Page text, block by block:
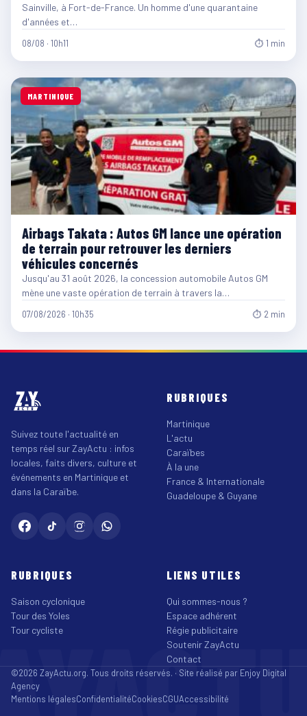
Sainville, à Fort-de-France. Un homme d'une quarantaine
d'années et…
08/08 · 10h11 ⏱ 1 min
MARTINIQUE
Airbags Takata : Autos GM lance une opération
de terrain pour retrouver les derniers
véhicules concernés
Jusqu'au 31 août 2026, la concession automobile Autos GM
mène une vaste opération de terrain à travers la…
07/08/2026 · 10h35 ⏱ 2 min
Suivez toute l'actualité en
temps réel sur ZayActu : infos
locales, faits divers, culture et
événements en Martinique et
dans la Caraïbe.
RUBRIQUES
Martinique
L'actu
Caraïbes
À la une
France & Internationale
Guadeloupe & Guyane
RUBRIQUES
Saison cyclonique
Tour des Yoles
Tour cycliste
LIENS UTILES
Qui sommes-nous ?
Espace adhérent
Régie publicitaire
Soutenir ZayActu
Contact
©2026 ZayActu.org. Tous droits réservés. · Site réalisé par Enjoy Digital
Agency
Mentions légalesConfidentialitéCookiesCGUAccessibilité